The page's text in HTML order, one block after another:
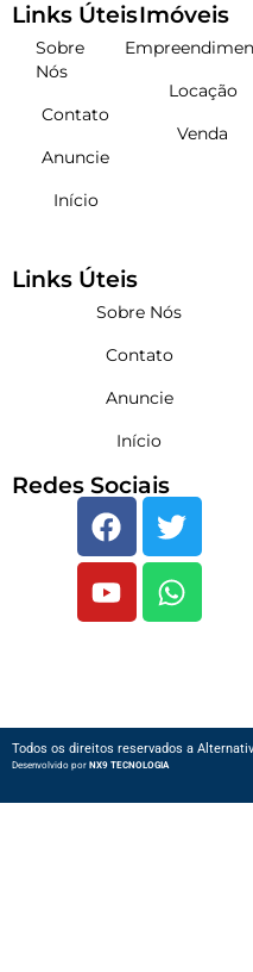
Links Úteis
Sobre
Nós
Contato
Anuncie
Início
Imóveis
Locação
Venda
Links Úteis
Sobre Nós
Contato
Anuncie
Início
Redes Sociais
Todos os direitos reservados a
Desenvolvido por NX9 TECNOLOGIA